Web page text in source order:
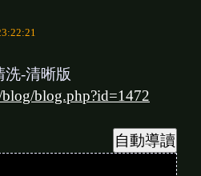
洗-清晰版
blog.php?id=1472